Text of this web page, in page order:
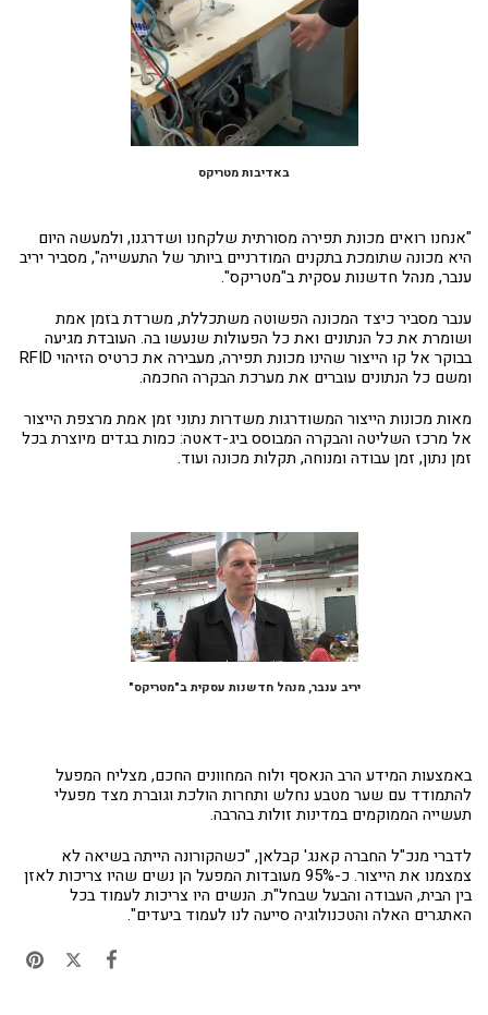
באדיבות מטריקס
"אנחנו רואים מכונת תפירה מסורתית שלקחנו ושדרגנו, ולמעשה היום
היא מכונה שתומכת בתקנים המודרניים ביותר של התעשייה", מסביר יריב
ענבר, מנהל חדשנות עסקית ב"מטריקס".
ענבר מסביר כיצד המכונה הפשוטה משתכללת, משרדת בזמן אמת
ושומרת את כל הנתונים ואת כל הפעולות שנעשו בה. העובדת מגיעה
בבוקר אל קו הייצור שהינו מכונת תפירה, מעבירה את כרטיס הזיהוי RFID
ומשם כל הנתונים עוברים את מערכת הבקרה החכמה.
מאות מכונות הייצור המשודרגות משדרות נתוני זמן אמת מרצפת הייצור
אל מרכז השליטה והבקרה המבוסס ביג-דאטה: כמות בגדים מיוצרת בכל
זמן נתון, זמן עבודה ומנוחה, תקלות מכונה ועוד.
יריב ענבר, מנהל חדשנות עסקית ב"מטריקס"
באמצעות המידע הרב הנאסף ולוח המחוונים החכם, מצליח המפעל
להתמודד עם שער מטבע נחלש ותחרות הולכת וגוברת מצד מפעלי
תעשייה הממוקמים במדינות זולות בהרבה.
לדברי מנכ"ל החברה קאנג' קבלאן, "כשהקורונה הייתה בשיאה לא
צמצמנו את הייצור. כ-95% מעובדות המפעל הן נשים שהיו צריכות לאזן
בין הבית, העבודה והבעל שבחל"ת. הנשים היו צריכות לעמוד בכל
האתגרים האלה והטכנולוגיה סייעה לנו לעמוד ביעדים".